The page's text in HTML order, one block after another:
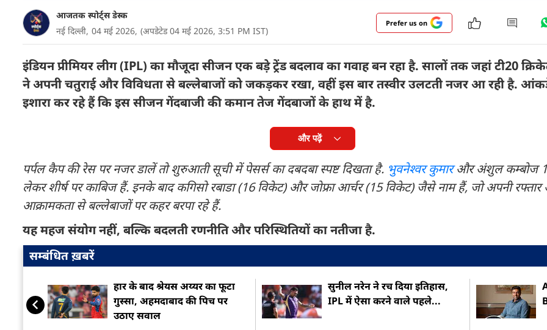
आजतक स्पोर्ट्स डेस्क
नई दिल्ली, 04 मई 2026, (अपडेटेड 04 मई 2026, 3:51 PM IST)
Prefer us on
इंडियन प्रीमियर लीग (IPL) का मौजूदा सीजन एक बड़े ट्रेंड बदलाव का गवाह बन रहा है. सालों तक जहां टी20
ने अपनी चतुराई और विविधता से बल्लेबाजों को जकड़कर रखा, वहीं इस बार तस्वीर उलटती नजर आ रही है.
इशारा कर रहे हैं कि इस सीजन गेंदबाजी की कमान तेज गेंदबाजों के हाथ में है.
और पढ़ें
पर्पल कैप की रेस पर नजर डालें तो शुरुआती सूची में पेसर्स का दबदबा स्पष्ट दिखता है. भुवनेश्वर कुमारऔर अंशुल कम्बोज
लेकर शीर्ष पर काबिज हैं. इनके बाद कगिसो रबाडा (16 विकेट) और जोफ्रा आर्चर (15 विकेट) जैसे नाम हैं, जो अपनी
आक्रामकता से बल्लेबाजों पर कहर बरपा रहे हैं.
यह महज संयोग नहीं, बल्कि बदलती रणनीति और परिस्थितियों का नतीजा है.
सम्बंधित ख़बरें
हार के बाद श्रेयस अय्यर का फूटा
गुस्सा, अहमदाबाद की पिच पर
उठाए सवाल
सुनील नरेन ने रच दिया इतिहास,
IPL में ऐसा करने वाले पहले...